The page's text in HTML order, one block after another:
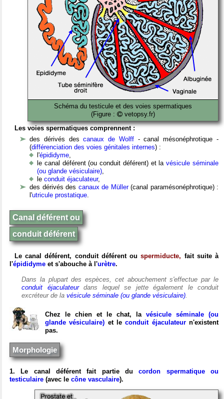
Schéma du testicule et des voies spermatiques
(Figure :
vetopsy.fr)
Les voies spermatiques comprennent :
des dérivés descanaux de Wolff- canal mésonéphrotique -
(différenciation des voies génitales internes) :
l'épididyme,
le canal déférent (ou conduit déférent) et lavésicule séminale
(ou glande vésiculaire),
le conduit éjaculateur,
des dérivés des canaux de Müller(canal paramésonéphrotique) :
l'utricule prostatique.
Canal déférent ou
conduit déférent
Le canal déférent, conduit déférent ouspermiducte, fait suite à
l'épididyme et s'abouche à l'urètre.
Dans la plupart des espèces, cet abouchement s'effectue par le
conduit éjaculateur dans lequel se jette également le conduit
excréteur de la vésicule séminale (ou glande vésiculaire).
Chez le chien et le chat, la vésicule séminale (ou
glande vésiculaire) et leconduit éjaculateurn'existent
pas.
Morphologie
1. Le canal déférent fait partie ducordon spermatique ou
testiculaire (avec le cône vasculaire).